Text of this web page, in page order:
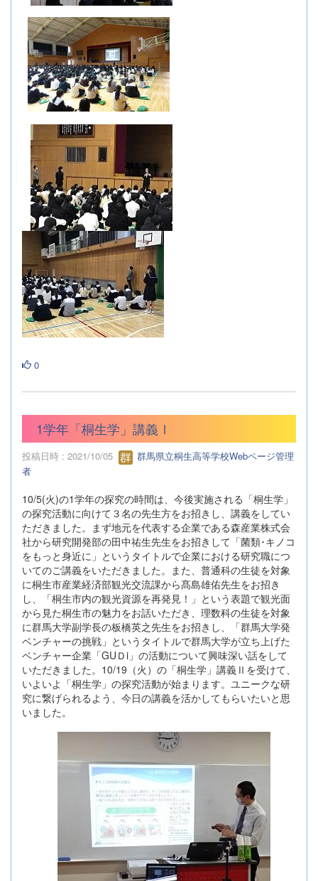
0
1学年「桐生学」講義Ⅰ
投稿日時 : 2021/10/05
群馬県立桐生高等学校Webページ管理
者
10/5(火)の1学年の探究の時間は、今後実施される「桐生学」
の探究活動に向けて３名の先生方をお招きし、講義をしてい
ただきました。まず地元を代表する企業である森産業株式会
社から研究開発部の田中祐生先生をお招きして「菌類･キノコ
をもっと身近に」というタイトルで企業における研究職につ
いてのご講義をいただきました。また、普通科の生徒を対象
に桐生市産業経済部観光交流課から髙島雄佑先生をお招き
し、「桐生市内の観光資源を再発見！」という表題で観光面
から見た桐生市の魅力をお話いただき、理数科の生徒を対象
に群馬大学副学長の板橋英之先生をお招きし、「群馬大学発
ベンチャーの挑戦」というタイトルで群馬大学が立ち上げた
ベンチャー企業「GUＤi」の活動について興味深い話をして
いただきました。10/19（火）の「桐生学」講義Ⅱを受けて、
いよいよ「桐生学」の探究活動が始まります。ユニークな研
究に繋げられるよう、今日の講義を活かしてもらいたいと思
いました。